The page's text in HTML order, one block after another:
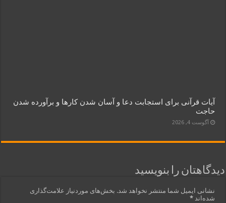
آیات قرآنی برای استجابت دعا و آسان شدن کارها و برآورده شدن
حاجت
آگوست 4, 2026
دیدگاهتان را بنویسید
نشانی ایمیل شما منتشر نخواهد شد. بخش‌های موردنیاز علامت‌گذاری
شده‌اند*